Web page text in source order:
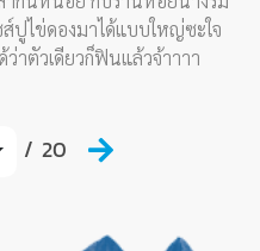
ปูไข่ดองมาได้แบบใหญ่ซะใจ
ว่าตัวเดียวก็ฟินแล้วจ้าาาา
/ 20